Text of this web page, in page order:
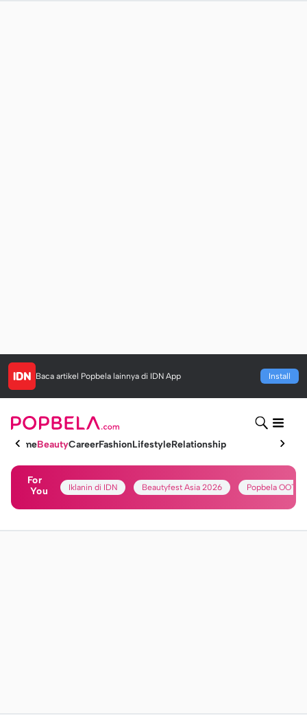
Baca artikel Popbela lainnya di IDN App Install
HomeBeautyCareerFashionLifestyleRelationship
For
You
Iklanin di IDN Beautyfest Asia 2026 Popbela OOTD